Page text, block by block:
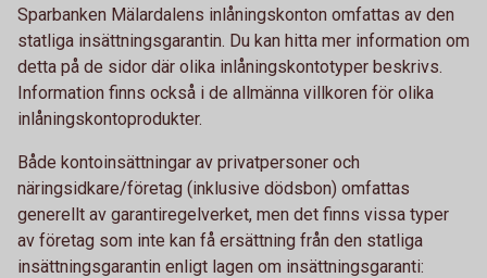
Sparbanken Mälardalens inlåningskonton omfattas av den
statliga insättningsgarantin. Du kan hitta mer information om
detta på de sidor där olika inlåningskontotyper beskrivs.
Information finns också i de allmänna villkoren för olika
inlåningskontoprodukter.
Både kontoinsättningar av privatpersoner och
näringsidkare/företag (inklusive dödsbon) omfattas
generellt av garantiregelverket, men det finns vissa typer
av företag som inte kan få ersättning från den statliga
insättningsgarantin enligt lagen om insättningsgaranti: